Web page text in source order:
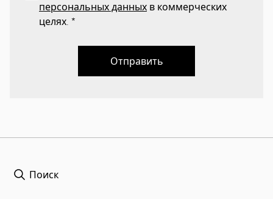
персональных данных в коммерческих
целях. *
Отправить
Поиск